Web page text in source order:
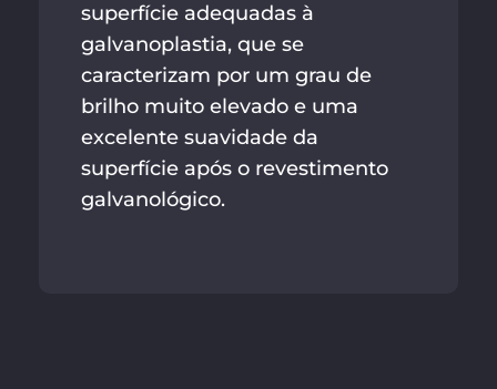
superfície adequadas à
galvanoplastia, que se
caracterizam por um grau de
brilho muito elevado e uma
excelente suavidade da
superfície após o revestimento
galvanológico.